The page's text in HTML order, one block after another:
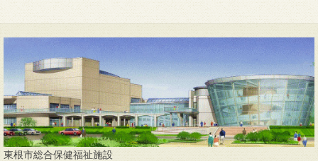
東根市総合保健福祉施設